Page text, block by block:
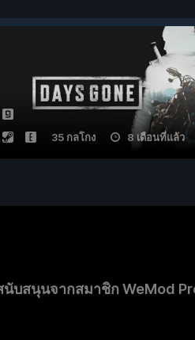
35 กลโกง 8 เดือนที่แล้ว
บสนุนจากสมาชิก WeMod